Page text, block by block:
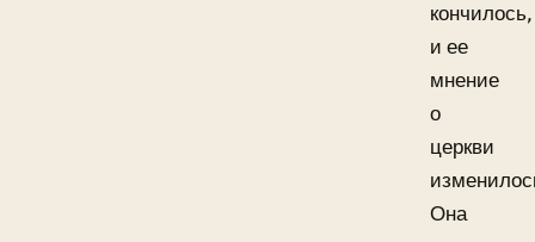
кончилось,
и ее
мнение
о
церкви
Она